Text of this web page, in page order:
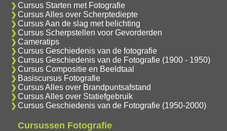
Cursus Starten met Fotografie
Cursus Alles over Scherptediepte
Cursus Aan de slag met belichting
Cursus Scherpstellen voor Gevorderden
Cameratips
Cursus Geschiedenis van de fotografie
Cursus Geschiedenis van de Fotografie (1900 - 1950)
Cursus Compositie en Beeldtaal
Basiscursus Fotografie
Cursus Alles over Brandpuntsafstand
Cursus Alles over Statiefgebruik
Cursus Geschiedenis van de Fotografie (1950-2000)
Cursussen Fotografie